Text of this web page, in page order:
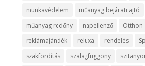
munkavédelem
műanyag bejárati ajtó
műanyag redőny
napellenző Otthon
reklámajándék
reluxa rendelés
szakfordítás
szalagfüggöny